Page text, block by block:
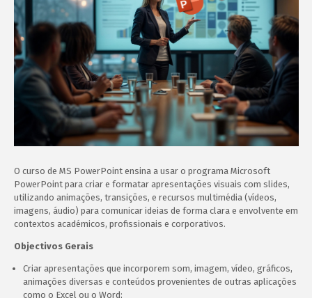
O curso de MS PowerPoint ensina a usar o programa Microsoft
PowerPoint para criar e formatar apresentações visuais com slides,
utilizando animações, transições, e recursos multimédia (vídeos,
imagens, áudio) para comunicar ideias de forma clara e envolvente em
contextos académicos, profissionais e corporativos.
Objectivos Gerais
Criar apresentações que incorporem som, imagem, vídeo, gráficos,
animações diversas e conteúdos provenientes de outras aplicações
como o Excel ou o Word;